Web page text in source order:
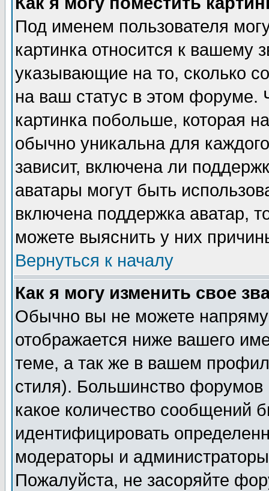
Под именем пользователя
картинка относится к вашему
указывающие на то, сколько
на ваш статус в этом форуме.
картинка побольше, которая
обычно уникальна для
зависит, включена ли
аватары могут быть
включена поддержка аватар,
можете выяснить у них
Вернуться к началу
Как я могу изменить свое
Обычно вы не можете
отображается ниже вашего
теме, а так же в вашем
стиля). Большинство форумов
какое количество сообщений
идентифицировать
модераторы и
Пожалуйста, не засоряйте